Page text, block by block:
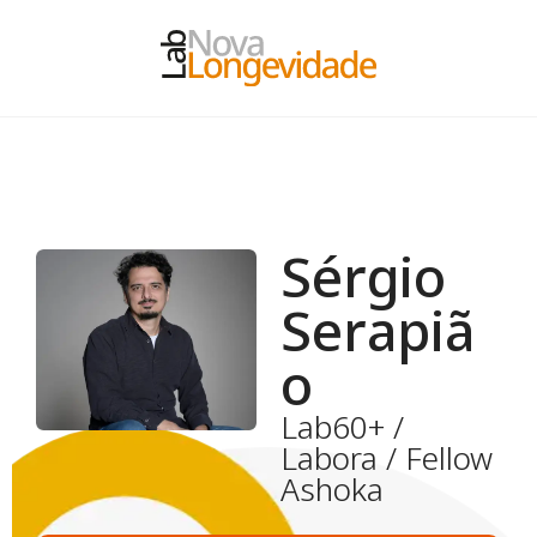
Sérgio
Serapiã
o
Lab60+ /
Labora / Fellow
Ashoka